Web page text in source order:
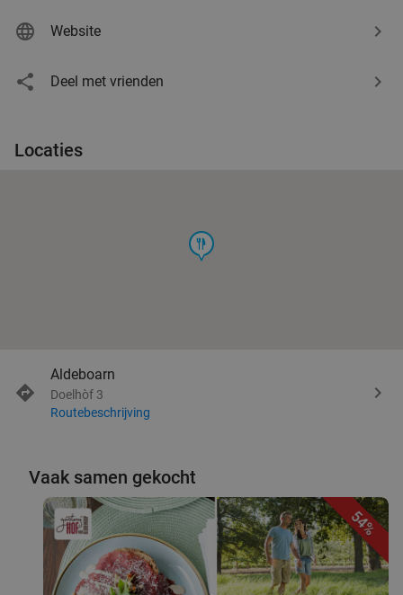
Website
Deel met vrienden
Locaties
food
Aldeboarn
Doelhòf 3
Routebeschrijving
Vaak samen gekocht
54%